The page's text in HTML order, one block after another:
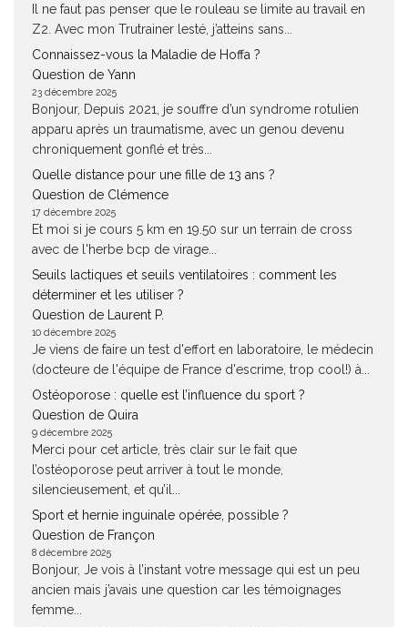
Il ne faut pas penser que le rouleau se limite au travail en
Z2. Avec mon Trutrainer lesté, j’atteins sans...
Connaissez-vous la Maladie de Hoffa ?
Question de Yann
23 décembre 2025
Bonjour, Depuis 2021, je souffre d’un syndrome rotulien
apparu après un traumatisme, avec un genou devenu
chroniquement gonflé et très...
Quelle distance pour une fille de 13 ans ?
Question de Clémence
17 décembre 2025
Et moi si je cours 5 km en 19.50 sur un terrain de cross
avec de l'herbe bcp de virage...
Seuils lactiques et seuils ventilatoires : comment les
déterminer et les utiliser ?
Question de Laurent P.
10 décembre 2025
Je viens de faire un test d'effort en laboratoire, le médecin
(docteure de l'équipe de France d'escrime, trop cool!) à...
Ostéoporose : quelle est l’influence du sport ?
Question de Quira
9 décembre 2025
Merci pour cet article, très clair sur le fait que
l’ostéoporose peut arriver à tout le monde,
silencieusement, et qu’il...
Sport et hernie inguinale opérée, possible ?
Question de Françon
8 décembre 2025
Bonjour, Je vois à l’instant votre message qui est un peu
ancien mais j’avais une question car les témoignages
femme...